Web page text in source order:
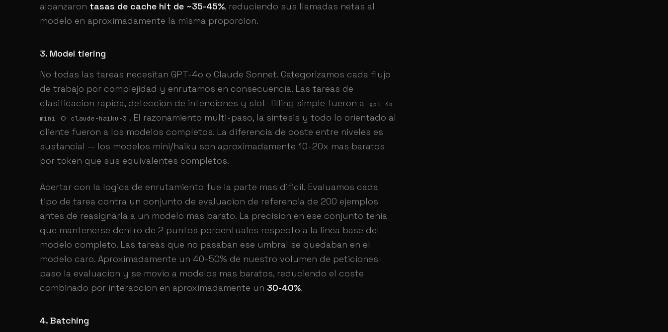
alcanzaron tasas de cache hit de ~35-45%, reduciendo sus llamadas netas al
modelo en aproximadamente la misma proporcion.
3. Model tiering
No todas las tareas necesitan GPT-4o o Claude Sonnet. Categorizamos cada flujo
de trabajo por complejidad y enrutamos en consecuencia. Las tareas de
clasificacion rapida, deteccion de intenciones y slot-filling simple fueron a
gpt-4o-
mini
o claude-haiku-3 . El razonamiento multi-paso, la sintesis y todo lo orientado al
cliente fueron a los modelos completos. La diferencia de coste entre niveles es
sustancial — los modelos mini/haiku son aproximadamente 10-20x mas baratos
por token que sus equivalentes completos.
Acertar con la logica de enrutamiento fue la parte mas dificil. Evaluamos cada
tipo de tarea contra un conjunto de evaluacion de referencia de 200 ejemplos
antes de reasignarla a un modelo mas barato. La precision en ese conjunto tenia
que mantenerse dentro de 2 puntos porcentuales respecto a la linea base del
modelo completo. Las tareas que no pasaban ese umbral se quedaban en el
modelo caro. Aproximadamente un 40-50% de nuestro volumen de peticiones
paso la evaluacion y se movio a modelos mas baratos, reduciendo el coste
combinado por interaccion en aproximadamente un 30-40%.
4. Batching